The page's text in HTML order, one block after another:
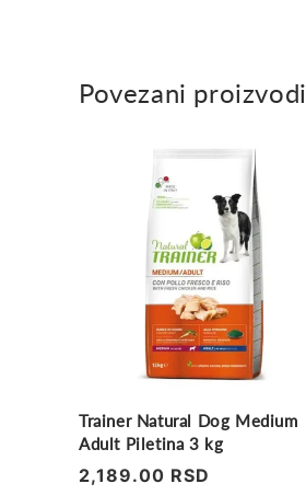
Povezani proizvodi
Trainer Natural Dog Medium
Adult Piletina 3 kg
Regularna
2,189.00 RSD